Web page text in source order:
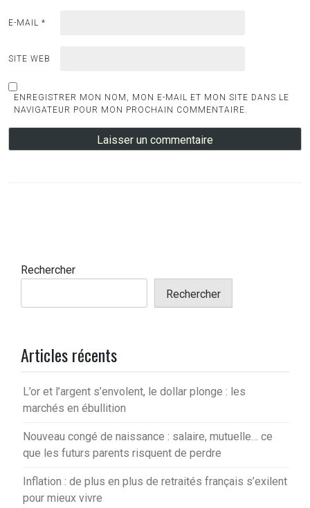
E-MAIL *
SITE WEB
ENREGISTRER MON NOM, MON E-MAIL ET MON SITE DANS LE
NAVIGATEUR POUR MON PROCHAIN COMMENTAIRE.
Rechercher
Rechercher
Articles récents
L’or et l’argent s’envolent, le dollar plonge : les
marchés en ébullition
Nouveau congé de naissance : salaire, mutuelle… ce
que les futurs parents risquent de perdre
Inflation : de plus en plus de retraités français s’exilent
pour mieux vivre